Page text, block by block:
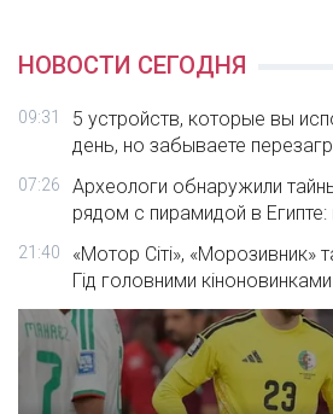
НОВОСТИ СЕГОДНЯ
09:31
5 устройств, которые вы
день, но забываете
07:26
Археологи обнаружили
рядом с пирамидой в Египте:
21:40
«Мотор Сіті», «Морозивник»
Гід головними кіноновинками